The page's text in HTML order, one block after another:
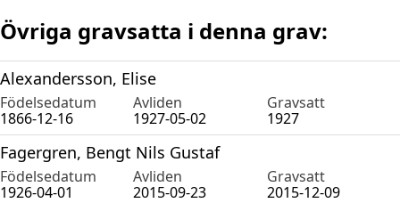
Övriga gravsatta i denna grav:
Alexandersson, Elise
Födelsedatum Avliden
Gravsatt
1866-12-16
1927-05-02 1927
Fagergren, Bengt Nils Gustaf
Födelsedatum Avliden
Gravsatt
1926-04-01
2015-09-23 2015-12-09